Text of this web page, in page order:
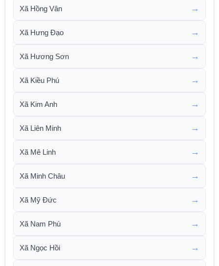
Xã Hồng Vân →
Xã Hưng Đạo →
Xã Hương Sơn →
Xã Kiều Phú →
Xã Kim Anh →
Xã Liên Minh →
Xã Mê Linh →
Xã Minh Châu →
Xã Mỹ Đức →
Xã Nam Phù →
Xã Ngọc Hồi →